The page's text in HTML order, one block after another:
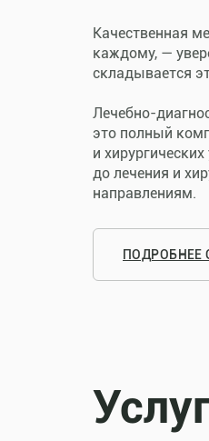
Качественная
каждому, —
складывается
Лечебно-
это полный
и
до лечения и
направлениям.
ПОДРОБНЕЕ